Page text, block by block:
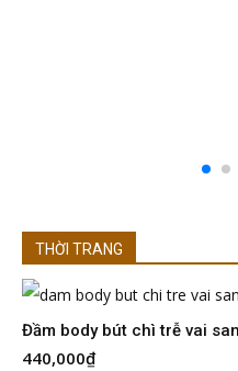
THỜI TRANG
Đầm body bút chì trễ vai
440,000₫